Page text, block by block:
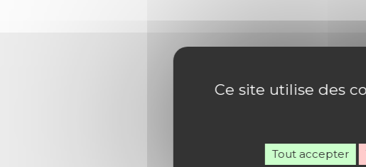
Ce site utilise des
Tout accepter